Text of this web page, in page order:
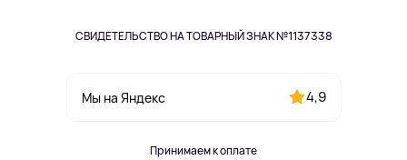
СВИДЕТЕЛЬСТВО НА ТОВАРНЫЙ ЗНАК №1137338
Мы на Яндекс 4,9
Принимаем к оплате